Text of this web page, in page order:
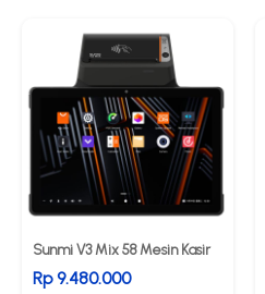
Sunmi V3 Mix 58 Mesin Kasir
Rp 9.480.000